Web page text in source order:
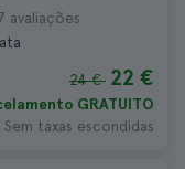
avaliações
24 € 22 €
GRATUITO
Sem taxas escondidas